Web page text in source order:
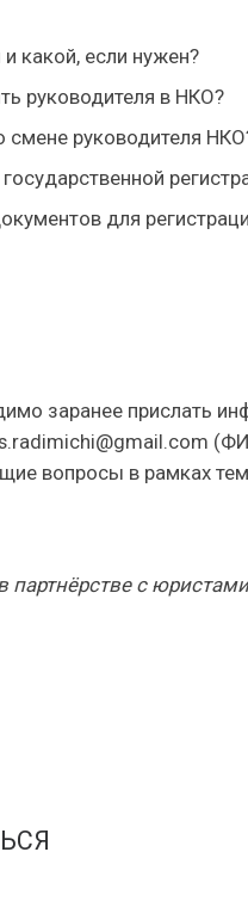
какой, если нужен?
руководителя в НКО?
смене руководителя
для
заранее прислать
вопросы в рамках
партнёрстве с